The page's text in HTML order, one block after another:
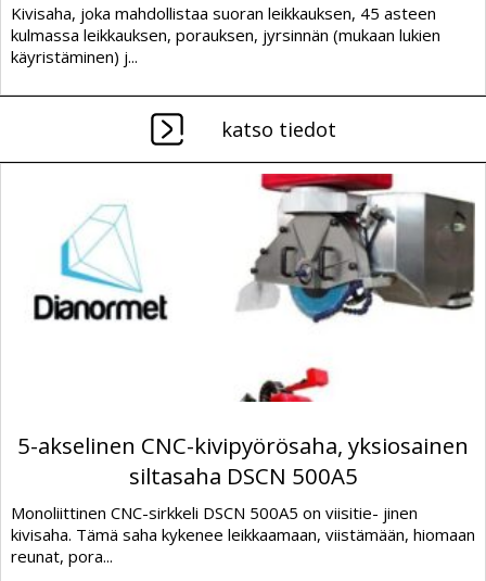
Kivisaha, joka mahdollistaa suoran leikkauksen, 45 asteen
kulmassa leikkauksen, porauksen, jyrsinnän (mukaan lukien
käyristäminen) j...
katso tiedot
5-akselinen CNC-kivipyörösaha, yksiosainen
siltasaha DSCN 500A5
Monoliittinen CNC-sirkkeli DSCN 500A5 on viisitie- jinen
kivisaha. Tämä saha kykenee leikkaamaan, viistämään, hiomaan
reunat, pora...